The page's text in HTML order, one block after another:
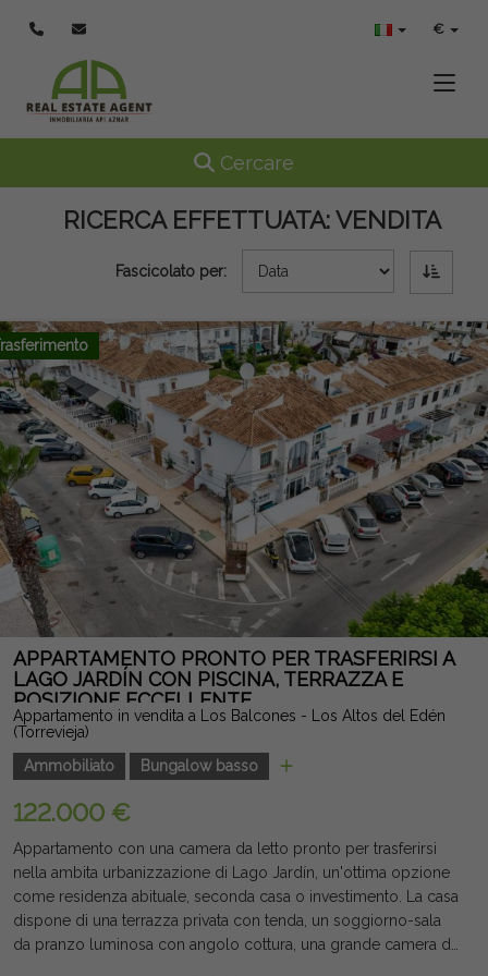
€
Toggle navigation
Cercare
RICERCA EFFETTUATA:VENDITA
Fascicolato per:
APPARTAMENTO PRONTO PER TRASFERIRSI A
LAGO JARDÍN CON PISCINA, TERRAZZA E
POSIZIONE ECCELLENTE
Appartamento in vendita a Los Balcones - Los Altos del Edén
(Torrevieja)
Ammobiliato
Bungalow basso
122.000 €
Appartamento con una camera da letto pronto per trasferirsi
nella ambita urbanizzazione di Lago Jardín, un'ottima opzione
come residenza abituale, seconda casa o investimento. La casa
dispone di una terrazza privata con tenda, un soggiorno-sala
da pranzo luminosa con angolo cottura, una grande camera da